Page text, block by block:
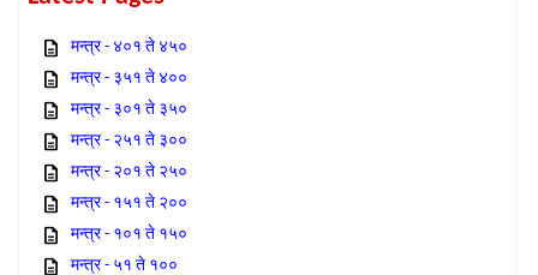
मन्त्र - ४०१ ते ४५०
मन्त्र - ३५१ ते ४००
मन्त्र - ३०१ ते ३५०
मन्त्र - २५१ ते ३००
मन्त्र - २०१ ते २५०
मन्त्र - १५१ ते २००
मन्त्र - १०१ ते १५०
मन्त्र - ५१ ते १००